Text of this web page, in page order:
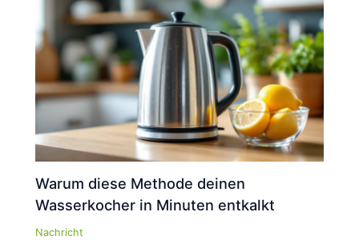
Warum diese Methode deinen
Wasserkocher in Minuten entkalkt
Nachricht